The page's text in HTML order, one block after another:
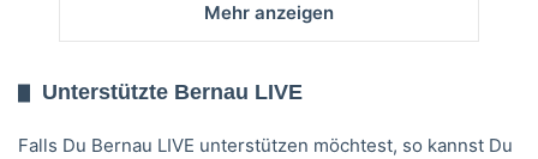
Mehr anzeigen
Unterstützte Bernau LIVE
Falls Du Bernau LIVE unterstützen möchtest, so kannst Du